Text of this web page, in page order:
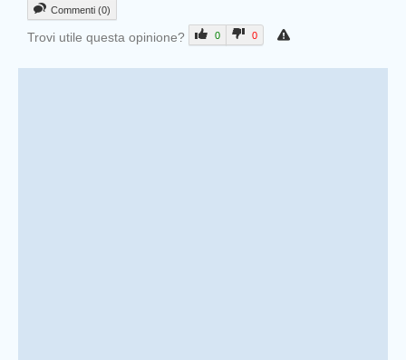
Commenti (0)
Trovi utile questa opinione? 0 0